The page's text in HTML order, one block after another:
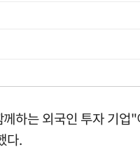
하는 외국인 투자 기업
다.